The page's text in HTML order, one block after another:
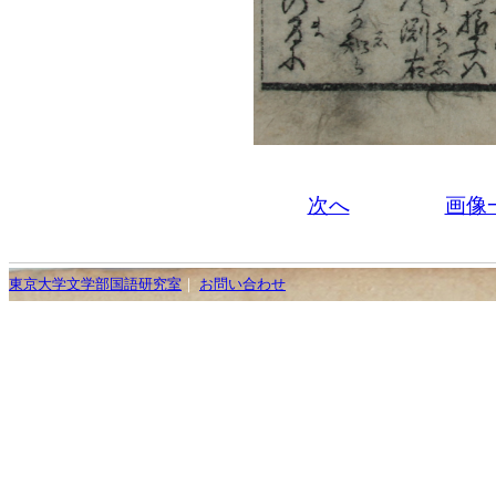
次へ 画像
東京大学文学部国語研究室 ｜ お問い合わせ